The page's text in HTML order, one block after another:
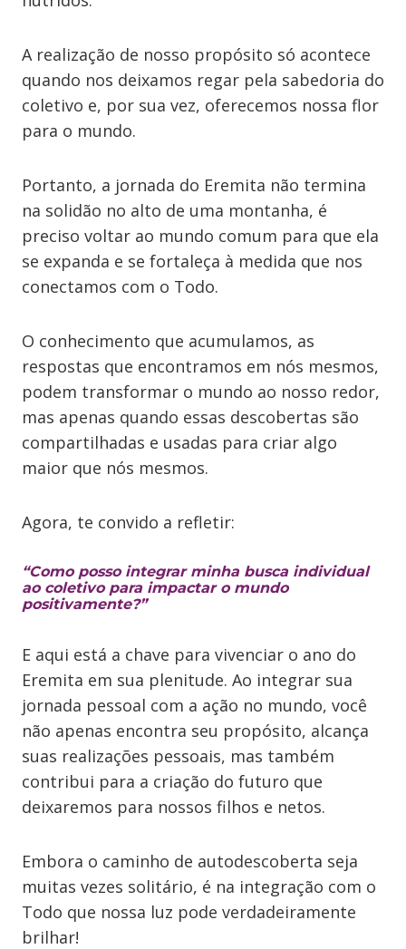
A realização de nosso propósito só acontece
quando nos deixamos regar pela sabedoria do
coletivo e, por sua vez, oferecemos nossa flor
para o mundo.
Portanto, a jornada do Eremita não termina
na solidão no alto de uma montanha, é
preciso voltar ao mundo comum para que ela
se expanda e se fortaleça à medida que nos
conectamos com o Todo.
O conhecimento que acumulamos, as
respostas que encontramos em nós mesmos,
podem transformar o mundo ao nosso redor,
mas apenas quando essas descobertas são
compartilhadas e usadas para criar algo
maior que nós mesmos.
Agora, te convido a refletir:
“Como posso integrar minha busca individual
ao coletivo para impactar o mundo
positivamente?”
E aqui está a chave para vivenciar o ano do
Eremita em sua plenitude. Ao integrar sua
jornada pessoal com a ação no mundo, você
não apenas encontra seu propósito, alcança
suas realizações pessoais, mas também
contribui para a criação do futuro que
deixaremos para nossos filhos e netos.
Embora o caminho de autodescoberta seja
muitas vezes solitário, é na integração com o
Todo que nossa luz pode verdadeiramente
brilhar!